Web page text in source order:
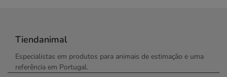
Tiendanimal
Especialistas em produtos para animais de estimação e uma
referência em Portugal.